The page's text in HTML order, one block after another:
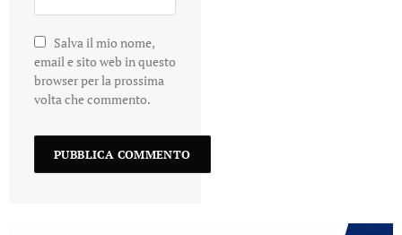
Salva il mio nome,
email e sito web in questo
browser per la prossima
volta che commento.